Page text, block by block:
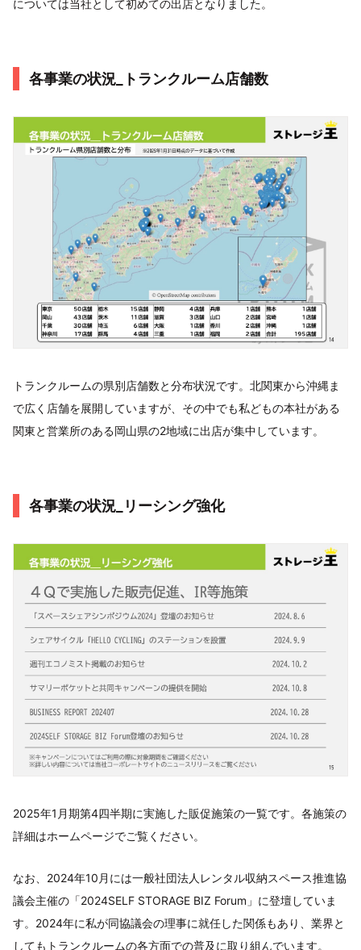
については当社として初めての出店となりました。
各事業の状況_トランクルーム店舗数
トランクルームの県別店舗数と分布状況です。北関東から沖縄ま
で広く店舗を展開していますが、その中でも私どもの本社がある
関東と営業所のある岡山県の2地域に出店が集中しています。
各事業の状況_リーシング強化
2025年1月期第4四半期に実施した販促施策の一覧です。各施策の
詳細はホームページでご覧ください。
なお、2024年10月には一般社団法人レンタル収納スペース推進協
議会主催の「2024SELF STORAGE BIZ Forum」に登壇していま
す。2024年に私が同協議会の理事に就任した関係もあり、業界と
してもトランクルームの各方面での普及に取り組んでいます。